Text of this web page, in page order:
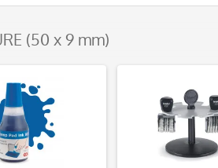
(50 x 9 mm)